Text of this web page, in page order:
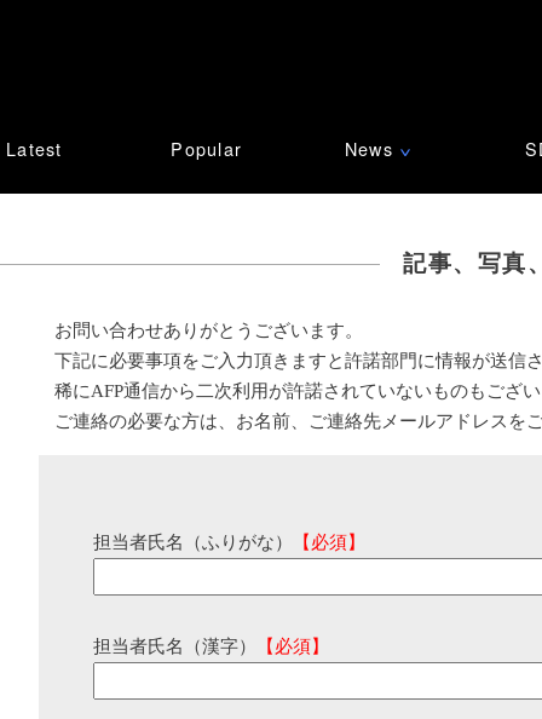
Latest Popular News ∨
記事、写真
お問い合わせありがとうございます。
下記に必要事項をご入力頂きますと許諾部門に情報が送信
稀にAFP通信から二次利用が許諾されていないものもござ
ご連絡の必要な方は、お名前、ご連絡先メールアドレスを
担当者氏名（ふりがな） 【必須】
担当者氏名（漢字） 【必須】